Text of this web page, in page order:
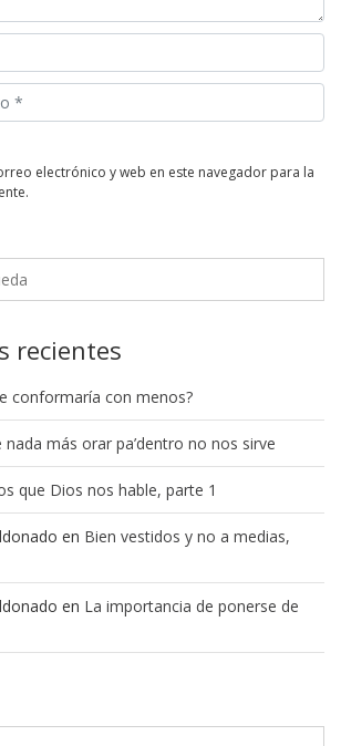
recientes
conformaría con menos?
nada más orar pa’dentro no nos sirve
que Dios nos hable, parte 1
en Bien vestidos y no a medias,
en La importancia de ponerse de